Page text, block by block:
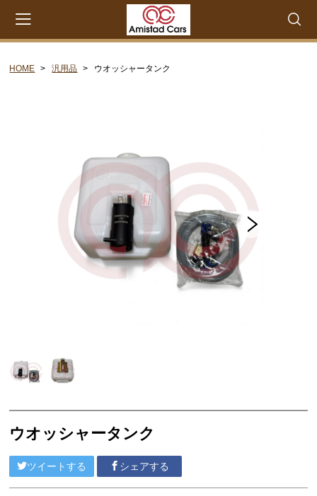
エンジンパーツ M-EU
エンジンパーツ 4M-EU
エンジンパーツ 5M-EU
ステアリングパーツ（ピットマンアーム アイドラー
アーム 各種リペアキット タイロッドエンド な
エンジンパーツ M-TEU MA63
エンジンパーツ 1G-EU GA61
ブレーキパーツ（マスターシリンダー リペアキッ
ト ホース など）
HOME 汎用品 ウオッシャータンク
ウオッシャータンク
ツイートする シェアする